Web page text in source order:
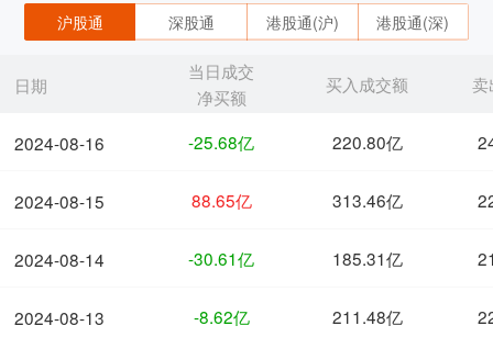
沪股通 深股通 港股通(沪) 港股通(深)
日期
2024-08-16
2024-08-15
2024-08-14
2024-08-13
当日成交
净买额
买入成交额 卖
-25.68亿 220.80亿
88.65亿 313.46亿
-30.61亿 185.31亿
-8.62亿 211.48亿